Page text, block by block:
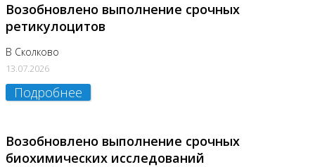
Возобновлено выполнение срочных
ретикулоцитов
В Сколково
13.07.2026
Подробнее
Возобновлено выполнение срочных
биохимических исследований